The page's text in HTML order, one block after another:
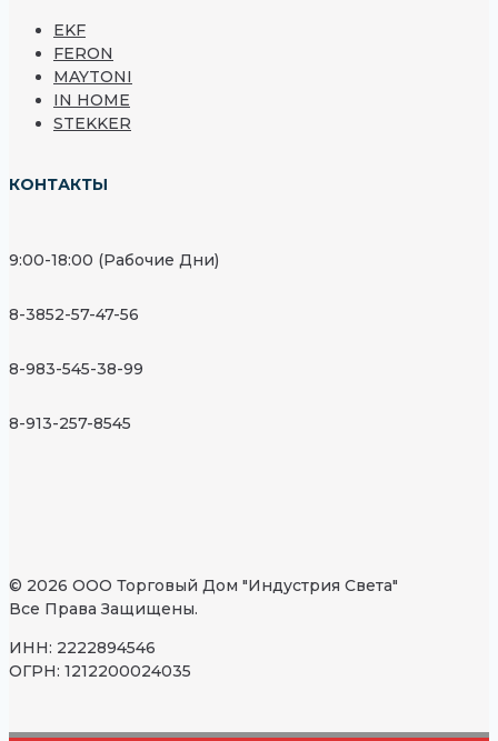
EKF
FERON
MAYTONI
IN HOME
STEKKER
КОНТАКТЫ
9:00-18:00 (Рабочие Дни)
8-3852-57-47-56
8-983-545-38-99
8-913-257-8545
© 2026 ООО Торговый Дом "Индустрия Света"
Все Права Защищены.
ИНН: 2222894546
ОГРН: 1212200024035